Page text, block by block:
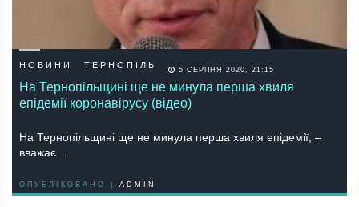
НОВИНИ ТЕРНОПІЛЬ 5 СЕРПНЯ 2020, 21:15
На Тернопільщині ще не минула перша хвиля
епідемії коронавірусу (відео)
На Тернопільщині ще не минула перша хвиля епідемії, –
вважає…
ОПУБЛІКОВАНО | ADMIN